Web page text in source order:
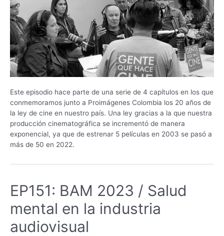
Este episodio hace parte de una serie de 4 capítulos en los que
conmemoramos junto a Proimágenes Colombia los 20 años de
la ley de cine en nuestro país. Una ley gracias a la que nuestra
producción cinematográfica se incrementó de manera
exponencial, ya que de estrenar 5 películas en 2003 se pasó a
más de 50 en 2022.
EP151: BAM 2023 / Salud
mental en la industria
audiovisual